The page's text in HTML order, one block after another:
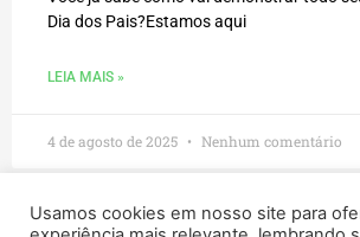
Dia dos Pais?Estamos aqui
LEIA MAIS »
4 de agosto de 2025 Nenhum comentário
Usamos cookies em nosso site para